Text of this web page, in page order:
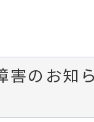
害のお知